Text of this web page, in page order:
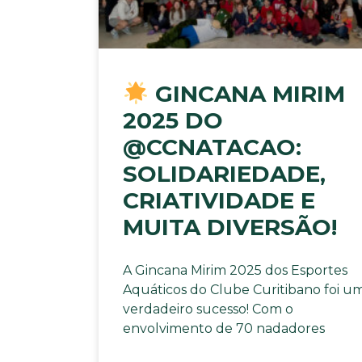
GINCANA MIRIM
2025 DO
@CCNATACAO:
SOLIDARIEDADE,
CRIATIVIDADE E
MUITA DIVERSÃO!
A Gincana Mirim 2025 dos Esportes
Aquáticos do Clube Curitibano foi
verdadeiro sucesso! Com o
envolvimento de 70 nadadores